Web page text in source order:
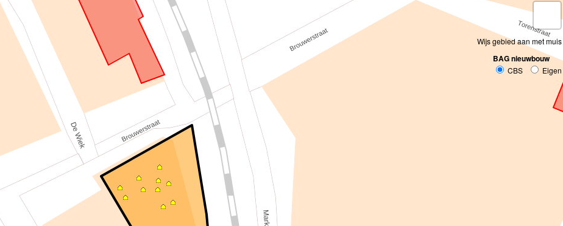
Wijs gebied aan met muis
BAG nieuwbouw
CBS Eigen